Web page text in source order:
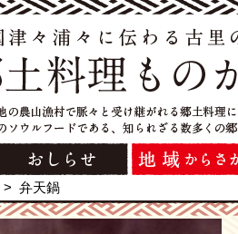
> 弁天鍋